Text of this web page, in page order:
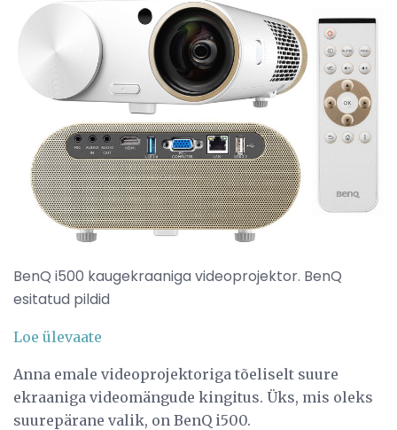
BenQ i500 kaugekraaniga videoprojektor. BenQ
esitatud pildid
Loe ülevaate
Anna emale videoprojektoriga tõeliselt suure
ekraaniga videomängude kingitus. Üks, mis oleks
suurepärane valik, on BenQ i500.